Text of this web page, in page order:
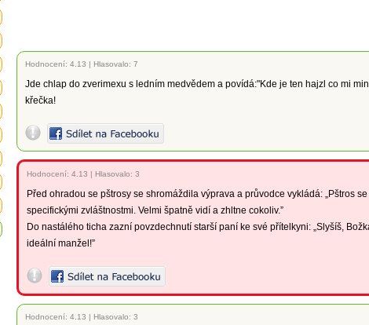
Hodnocení: 4.13 | Hlasovalo: 7
Jde chlap do zverimexu s ledním medvědem a povídá:"Kde je ten hajzl co mi
křečka!
Hodnocení: 4.13 | Hlasovalo: 3
Před ohradou se pštrosy se shromáždila výprava a průvodce vykládá: „Pštros
specifickými zvláštnostmi. Velmi špatně vidí a zhltne cokoliv.”
Do nastálého ticha zazní povzdechnutí starší paní ke své přítelkyni: „Slyšíš,
ideální manžel!”
Hodnocení: 4.13 | Hlasovalo: 3